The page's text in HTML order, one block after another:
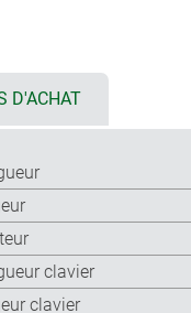
D'ACHAT
clavier
clavier